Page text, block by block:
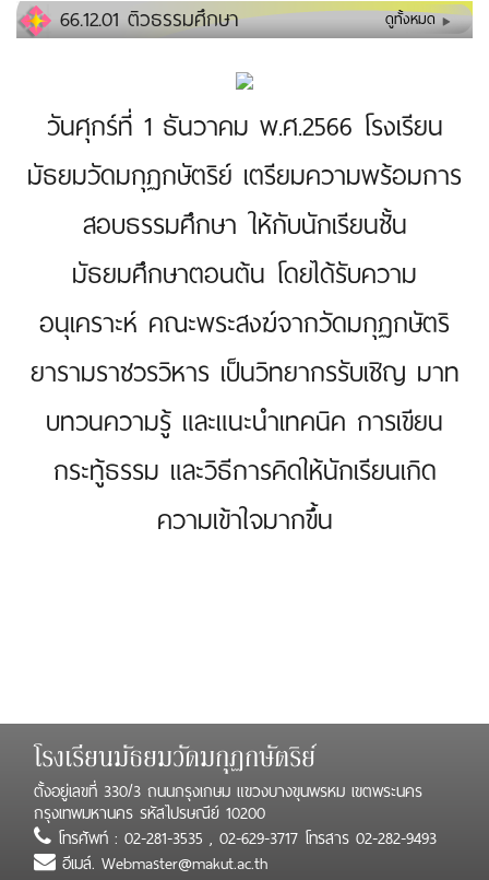
66.12.01 ติวธรรมศึกษา ดูทั้งหมด
วันศุกร์ที่ 1 ธันวาคม พ.ศ.2566 โรงเรียน
มัธยมวัดมกุฏกษัตริย์ เตรียมความพร้อมการ
สอบธรรมศึกษา ให้กับนักเรียนชั้น
มัธยมศึกษาตอนต้น โดยได้รับความ
อนุเคราะห์ คณะพระสงฆ์จากวัดมกุฏกษัตริ
ยารามราชวรวิหาร เป็นวิทยากรรับเชิญ มาท
บทวนความรู้ และแนะนำเทคนิค การเขียน
กระทู้ธรรม และวิธีการคิดให้นักเรียนเกิด
ความเข้าใจมากขึ้น
โรงเรียนมัธยมวัดมกุฏกษัตริย์
ตั้งอยู่เลขที่ 330/3 ถนนกรุงเกษม แขวงบางขุนพรหม เขตพระนคร
กรุงเทพมหานคร รหัสไปรษณีย์ 10200
โทรศัพท์ : 02-281-3535 , 02-629-3717 โทรสาร 02-282-9493
อีเมล์. Webmaster@makut.ac.th